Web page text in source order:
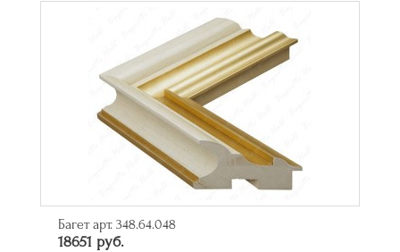
Багет арт. 348.64.048
18651 руб.